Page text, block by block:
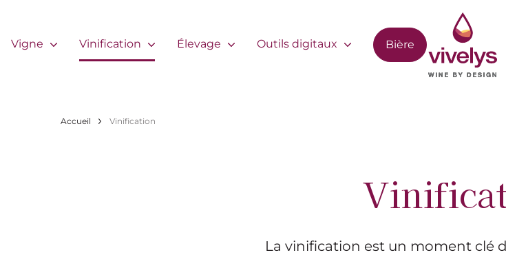
Vigne Vinification Élevage Outils digitaux Bière
Fil d'Ariane
Accueil Vinification
La vinification est un moment clé